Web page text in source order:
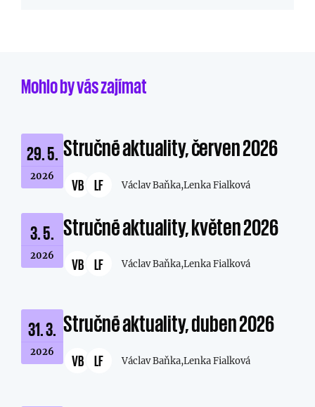
Mohlo by vás zajímat
29. 5.
2026
Stručné aktuality, červen 2026
VB LF Václav Baňka,Lenka Fialková
3. 5.
2026
Stručné aktuality, květen 2026
VB LF Václav Baňka,Lenka Fialková
31. 3.
2026
Stručné aktuality, duben 2026
VB LF Václav Baňka,Lenka Fialková